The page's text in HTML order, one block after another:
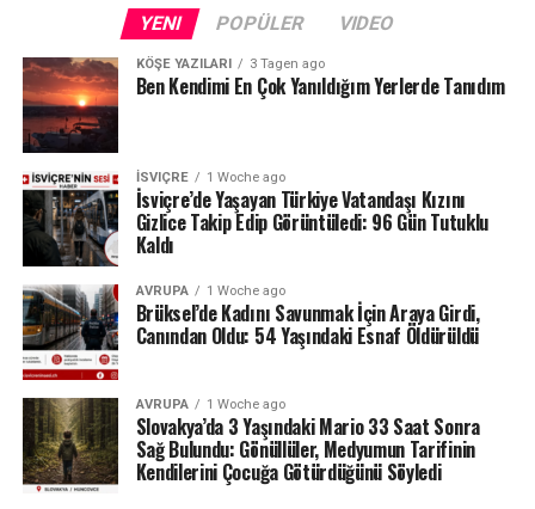
des Brenets de son derece düşük su seviyeleriyle karşı
karşıya.
24 Temmuz ölçümlerinde göl seviyesi denizden 742,13
metre, çıkıştaki su debisi ise yalnızca saniyede 1,2
metreküp olarak kaydedildi. Su seviyesinin düşmesi
nedeniyle göldeki tekne seferleri de durduruldu.
Lac des Brenets daha önce de uzun kuraklık
dönemlerinde benzer sorunlar yaşamış, özellikle 2022
yazında su seviyesi ciddi şekilde gerilemişti.
Ren Şelalesi’ndeki son durum ise İsviçre’de devam eden
yağış eksikliğinin nehir ve göller üzerindeki etkisini
gözler önüne seriyor.
Kaynak: BAFU / BRK News
YENI POPÜLER VIDEO
KÖŞE YAZILARI 3 Tagen ago
Ben Kendimi En Çok Yanıldığım Yerlerde Tanıdım
İSVIÇRE 1 Woche ago
İsviçre’de Yaşayan Türkiye Vatandaşı Kızını
Gizlice Takip Edip Görüntüledi: 96 Gün Tutuklu
Kaldı
AVRUPA 1 Woche ago
Brüksel’de Kadını Savunmak İçin Araya Girdi,
Canından Oldu: 54 Yaşındaki Esnaf Öldürüldü
AVRUPA 1 Woche ago
Slovakya’da 3 Yaşındaki Mario 33 Saat Sonra
Sağ Bulundu: Gönüllüler, Medyumun Tarifinin
Kendilerini Çocuğa Götürdüğünü Söyledi